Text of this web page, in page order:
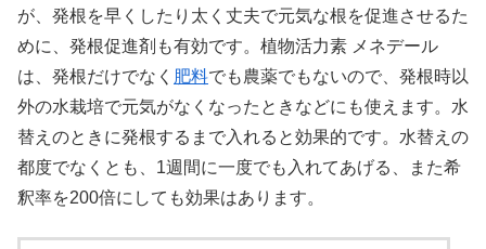
が、発根を早くしたり太く丈夫で元気な根を促進させるた
めに、発根促進剤も有効です。植物活力素 メネデール
は、発根だけでなく 肥料でも農薬でもないので、発根時以
外の水栽培で元気がなくなったときなどにも使えます。水
替えのときに発根するまで入れると効果的です。水替えの
都度でなくとも、1週間に一度でも入れてあげる、また希
釈率を200倍にしても効果はあります。